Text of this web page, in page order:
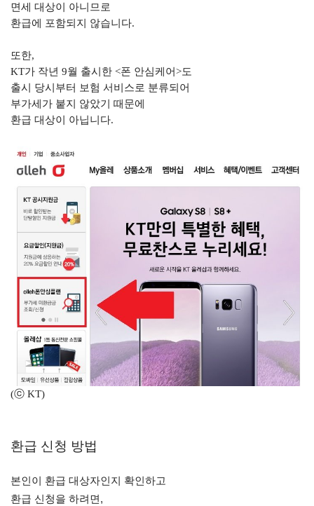
면세 대상이 아니므로
환급에 포함되지 않습니다.
또한,
KT가 작년 9월 출시한 <폰 안심케어>도
출시 당시부터 보험 서비스로 분류되어
부가세가 붙지 않았기 때문에
환급 대상이 아닙니다.
(ⓒ KT)
환급 신청 방법
본인이 환급 대상자인지 확인하고
환급 신청을 하려면,